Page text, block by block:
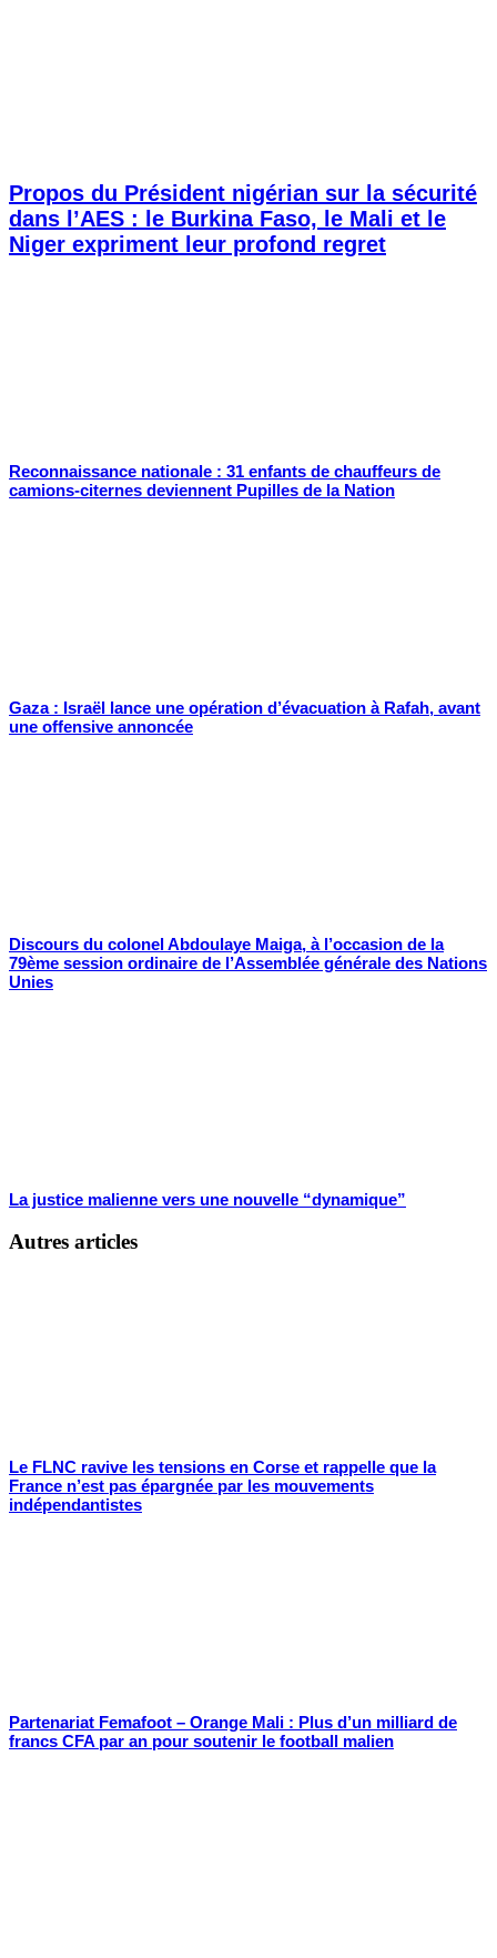
Propos du Président nigérian sur la sécurité
dans l’AES : le Burkina Faso, le Mali et le
Niger expriment leur profond regret
Reconnaissance nationale : 31 enfants de chauffeurs de
camions-citernes deviennent Pupilles de la Nation
Gaza : Israël lance une opération d’évacuation à Rafah, avant
une offensive annoncée
Discours du colonel Abdoulaye Maiga, à l’occasion de la
79ème session ordinaire de l’Assemblée générale des Nations
Unies
La justice malienne vers une nouvelle “dynamique”
Autres articles
Le FLNC ravive les tensions en Corse et rappelle que la
France n’est pas épargnée par les mouvements
indépendantistes
Partenariat Femafoot – Orange Mali : Plus d’un milliard de
francs CFA par an pour soutenir le football malien